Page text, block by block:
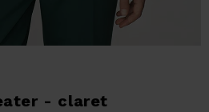
- claret